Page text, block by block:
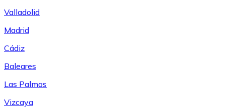
Valladolid
Madrid
Cádiz
Baleares
Las Palmas
Vizcaya